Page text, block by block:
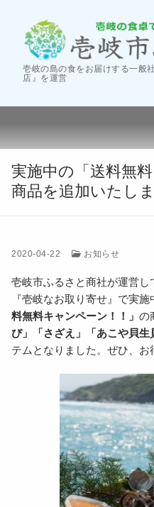
ッ
壱岐の島の食をお届けする一
店』を運営
会社案内
‐商社の活動
‐会社概要
卸し販売
フェア・催事
生産事業者
オンラインショッ
実施中の「送料無
商品を追加いたし
2020-04-22 お知らせ
壱岐市ふるさと商社が運営
『壱岐なお取り寄せ』で実施
料無料キャンペーン！！」 の
び」「さざえ」「あこや貝生
テムとなりました。ぜひ、お